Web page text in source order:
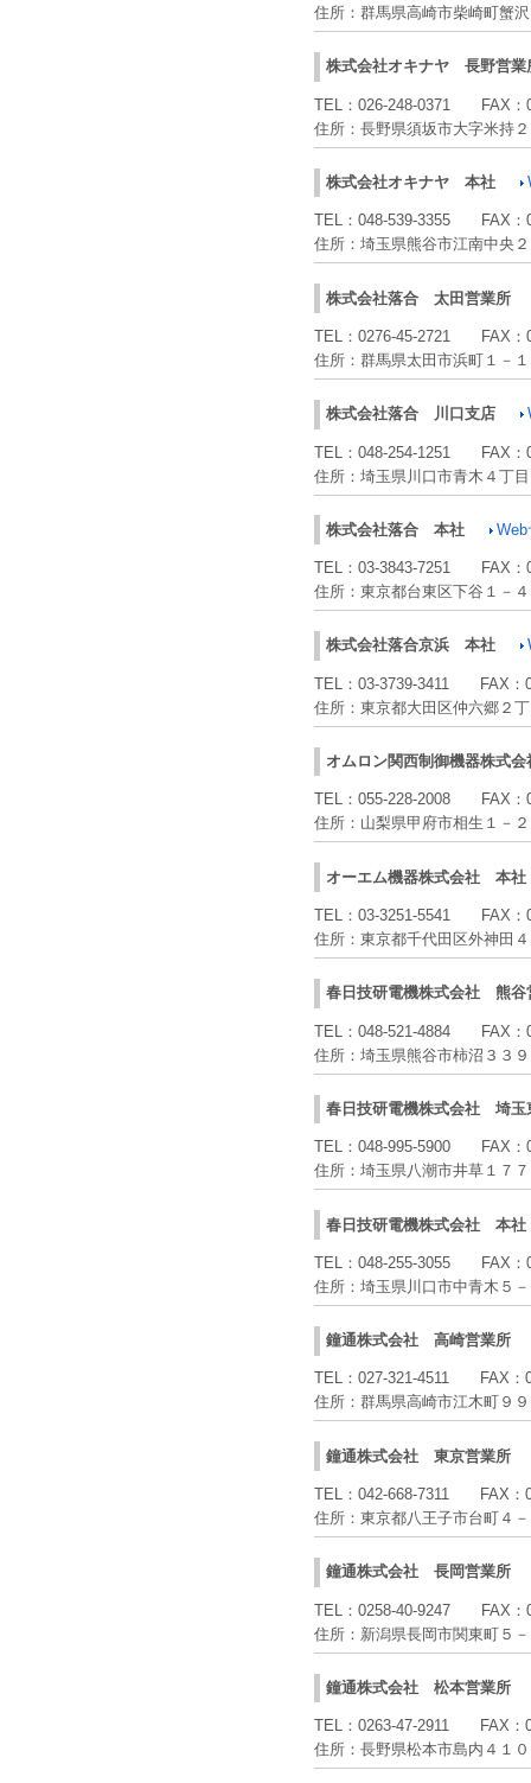
住所： 群馬県高崎市柴崎町蟹
株式会社オキナヤ 長野営業
TEL： 026-248-0371 FAX：
住所： 長野県須坂市大字米持
株式会社オキナヤ 本社
TEL： 048-539-3355 FAX：
住所： 埼玉県熊谷市江南中央
株式会社落合 太田営業所
TEL： 0276-45-2721 FAX：
住所： 群馬県太田市浜町１－
株式会社落合 川口支店
TEL： 048-254-1251 FAX：
住所： 埼玉県川口市青木４丁
株式会社落合 本社
TEL： 03-3843-7251 FAX：
住所： 東京都台東区下谷１－
株式会社落合京浜 本社
TEL： 03-3739-3411 FAX：
住所： 東京都大田区仲六郷２
オムロン関西制御機器株式会
TEL： 055-228-2008 FAX：
住所： 山梨県甲府市相生１－
オーエム機器株式会社 本社
TEL： 03-3251-5541 FAX：
住所： 東京都千代田区外神田
春日技研電機株式会社 熊谷
TEL： 048-521-4884 FAX：
住所： 埼玉県熊谷市柿沼３３
春日技研電機株式会社 埼玉
TEL： 048-995-5900 FAX：
住所： 埼玉県八潮市井草１７
春日技研電機株式会社 本社
TEL： 048-255-3055 FAX：
住所： 埼玉県川口市中青木５
鐘通株式会社 高崎営業所
TEL： 027-321-4511 FAX：
住所： 群馬県高崎市江木町９
鐘通株式会社 東京営業所
TEL： 042-668-7311 FAX：
住所： 東京都八王子市台町４
鐘通株式会社 長岡営業所
TEL： 0258-40-9247 FAX：
住所： 新潟県長岡市関東町５
鐘通株式会社 松本営業所
TEL： 0263-47-2911 FAX：
住所： 長野県松本市島内４１